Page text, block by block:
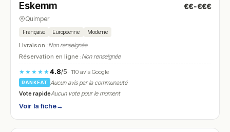
N° 23
Eskemm €€-€€€
Quimper
Française Européenne Moderne
Livraison :Non renseignée
Réservation en ligne :Non renseignée
★★★★★4.8/5· 110 avis Google
RANKEAT
Aucun avis par la communauté
Vote rapideAucun vote pour le moment
Voir la fiche→